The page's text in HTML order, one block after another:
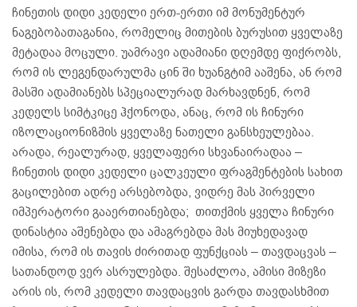
ჩინეთის დიდი კედელი ერთ-ერთი იმ მონუმენტურ
ნაგებობათაგანია, რომელიც მითების ბურუსით ყველაზე
მეტადაა მოცული. უამრავი ადამიანი დღემდე ფიქრობს,
რომ ის ლეგენდარულმა ცინ ში ხუანგტიმ ააშენა, ან რომ
მასში ადამიანებს სპეციალურად მარხავდნენ, რომ
კედელს სიმტკიცე ჰქონოდა, ანაც, რომ ის ჩინური
იზოლაციონიზმის ყველაზე ნათელი განსხეულებაა.
არადა, რეალურად, ყველაფერი სხვანაირადაა –
ჩინეთის დიდი კედელი ცალკეული ფრაგმენტების სახით
გაცილებით ადრე არსებობდა, ვიდრე მას პირველი
იმპერატორი გააერთიანებდა; თითქმის ყველა ჩინური
დინასტია აშენებდა და ამაგრებდა მას მიუხედავად
იმისა, რომ ის თავის ძირითად ფუნქციას – თავდაცვას –
სათანდოდ ვერ ასრულებდა. შესაძლოა, ამისი მიზეზი
არის ის, რომ კედელი თავდაცვის გარდა თავდასხმით